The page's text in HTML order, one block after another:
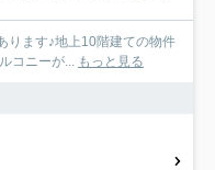
ります♪地上10階建ての物件
コニーが... もっと見る